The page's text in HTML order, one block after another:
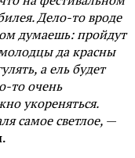
Дело-то вроде
думаешь: пройдут
да красны
а ель будет
то очень
укореняться.
самое светлое, —